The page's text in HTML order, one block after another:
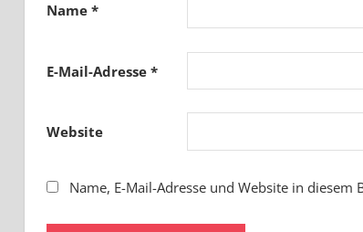
Name*
E-Mail-Adresse*
Website
Name, E-Mail-Adresse und Website in